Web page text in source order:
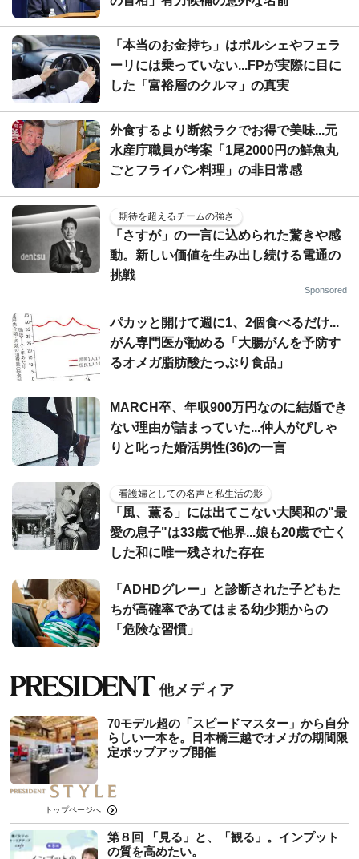
「本当のお金持ち」はポルシェやフェラ
ーリには乗っていない...FPが実際に目に
した「富裕層のクルマ」の真実
外食するより断然ラクでお得で美味...元
水産庁職員が考案「1尾2000円の鮮魚丸
ごとフライパン料理」の非日常感
期待を超えるチームの強さ
「さすが」の一言に込められた驚きや感
動。新しい価値を生み出し続ける電通の
挑戦
Sponsored
パカッと開けて週に1、2個食べるだけ...
がん専門医が勧める「大腸がんを予防す
るオメガ脂肪酸たっぷり食品」
MARCH卒、年収900万円なのに結婚でき
ない理由が詰まっていた...仲人がぴしゃ
りと叱った婚活男性(36)の一言
看護婦としての名声と私生活の影
「風、薫る」には出てこない大関和の"最
愛の息子"は33歳で他界...娘も20歳で亡く
した和に唯一残された存在
「ADHDグレー」と診断された子どもた
ちが高確率であてはまる幼少期からの
「危険な習慣」
70モデル超の「スピードマスター」から自分
らしい一本を。日本橋三越でオメガの期間限
定ポップアップ開催
トップページへ
第８回 「見る」と、「観る」。インプット
の質を高めたい。